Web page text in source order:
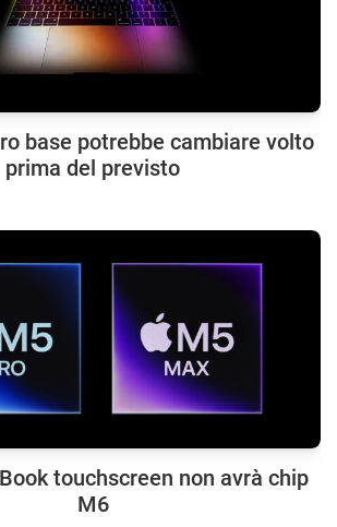
base potrebbe cambiare volto
prima del previsto
touchscreen non avrà chip
M6